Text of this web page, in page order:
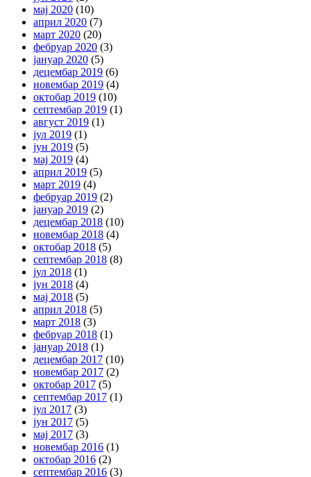
мај 2020 (10)
април 2020 (7)
март 2020 (20)
фебруар 2020 (3)
јануар 2020 (5)
децембар 2019 (6)
новембар 2019 (4)
октобар 2019 (10)
септембар 2019 (1)
август 2019 (1)
јул 2019 (1)
јун 2019 (5)
мај 2019 (4)
април 2019 (5)
март 2019 (4)
фебруар 2019 (2)
јануар 2019 (2)
децембар 2018 (10)
новембар 2018 (4)
октобар 2018 (5)
септембар 2018 (8)
јул 2018 (1)
јун 2018 (4)
мај 2018 (5)
април 2018 (5)
март 2018 (3)
фебруар 2018 (1)
јануар 2018 (1)
децембар 2017 (10)
новембар 2017 (2)
октобар 2017 (5)
септембар 2017 (1)
јул 2017 (3)
јун 2017 (5)
мај 2017 (3)
новембар 2016 (1)
октобар 2016 (2)
септембар 2016 (3)